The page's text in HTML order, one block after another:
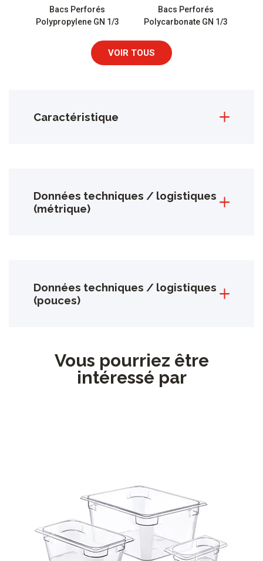
Bacs Perforés
Polypropylene GN 1/3
Bacs Perforés
Polycarbonate GN 1/3
VOIR TOUS
Caractéristique
Données techniques / logistiques
(métrique)
Données techniques / logistiques
(pouces)
Vous pourriez être
intéressé par